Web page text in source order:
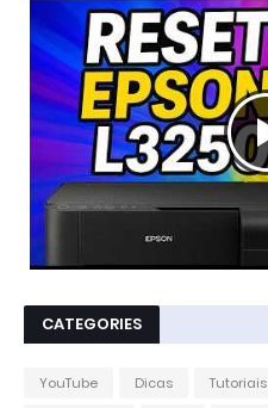
CATEGORIES
YouTube Dicas Tutoriais